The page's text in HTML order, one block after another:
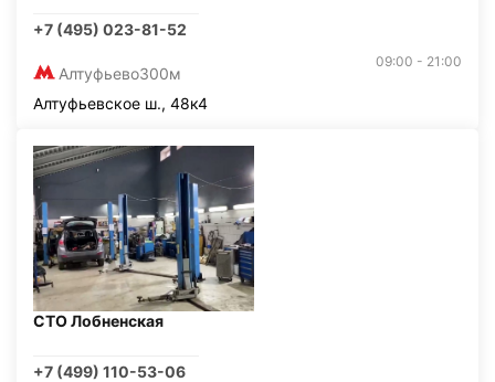
+7 (495) 023-81-52
Алтуфьево300м
09:00 - 21:00
Алтуфьевское ш., 48к4
СТО Лобненская
+7 (499) 110-53-06